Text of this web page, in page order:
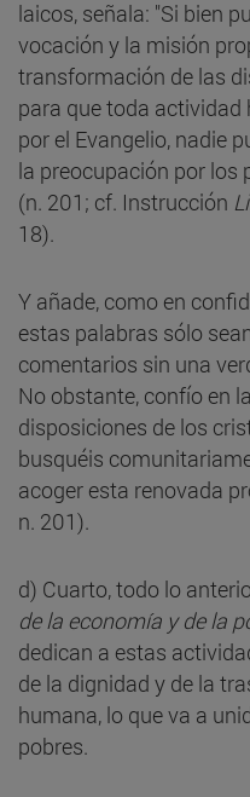
laicos, señala: "Si bien
vocación y la misión
transformación de las
para que toda
por el Evangelio, nadie
la preocupación por los
(n. 201; cf. Instrucción
18).
Y añade, como en
estas palabras sólo
comentarios sin una
No obstante, confío en
disposiciones de los
busquéis
acoger esta renovada
n. 201).
d) Cuarto, todo lo
de la economía y de la
dedican a estas
de la dignidad y de la
humana, lo que va a
pobres.